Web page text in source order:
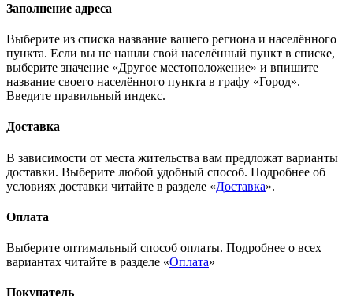
Заполнение адреса
Выберите из списка название вашего региона и населённого
пункта. Если вы не нашли свой населённый пункт в списке,
выберите значение «Другое местоположение» и впишите
название своего населённого пункта в графу «Город».
Введите правильный индекс.
Доставка
В зависимости от места жительства вам предложат варианты
доставки. Выберите любой удобный способ. Подробнее об
условиях доставки читайте в разделе «Доставка».
Оплата
Выберите оптимальный способ оплаты. Подробнее о всех
вариантах читайте в разделе «Оплата»
Покупатель